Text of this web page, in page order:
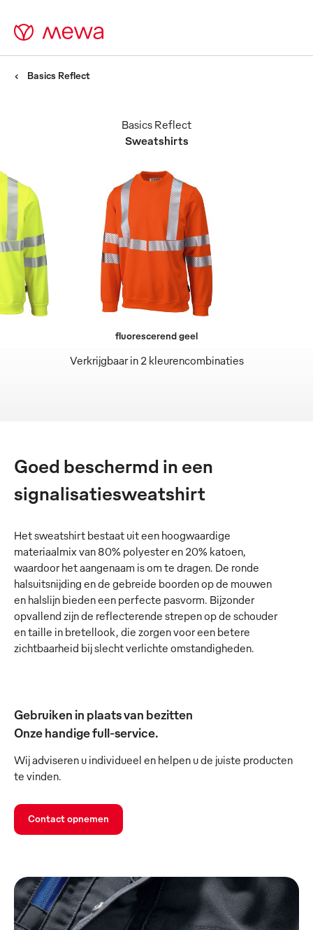
Basics Reflect
Sweatshirts
Basics Reflect
Verkrijgbaar in 2 kleurencombinaties
fluorescerend geel
Goed beschermd in een
signalisatiesweatshirt
Het sweatshirt bestaat uit een hoogwaardige
materiaalmix van 80% polyester en 20% katoen,
waardoor het aangenaam is om te dragen. De ronde
halsuitsnijding en de gebreide boorden op de mouwen
en halslijn bieden een perfecte pasvorm. Bijzonder
opvallend zijn de reflecterende strepen op de schouder
en taille in bretellook, die zorgen voor een betere
zichtbaarheid bij slecht verlichte omstandigheden.
Gebruiken in plaats van bezitten
Onze handige full-service.
Wij adviseren u individueel en helpen u de juiste producten
te vinden.
Contact opnemen